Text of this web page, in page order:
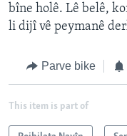
bîne holê. Lê belê,
li dijî vê peymanê
Parve bike
This item is part of